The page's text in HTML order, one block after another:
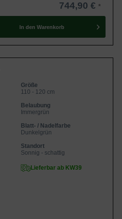
744,90 €
In den Warenkorb
Größe
110 - 120 cm
Belaubung
Immergrün
Blatt- / Nadelfarbe
Dunkelgrün
Standort
Sonnig - schattig
Lieferbar ab KW39